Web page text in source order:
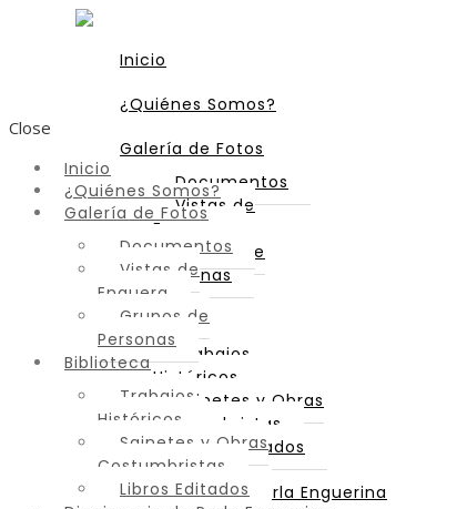
Inicio
¿Quiénes Somos?
Galería de Fotos
Documentos
Vistas de
Enguera
Grupos de
Personas
Biblioteca
Trabajos
Históricos
Sainetes y Obras
Costumbristas
Libros Editados
Diccionario de Parla Enguerina
Close
Inicio
¿Quiénes Somos?
Galería de Fotos
Documentos
Vistas de
Enguera
Grupos de
Personas
Biblioteca
Trabajos
Históricos
Sainetes y Obras
Costumbristas
Libros Editados